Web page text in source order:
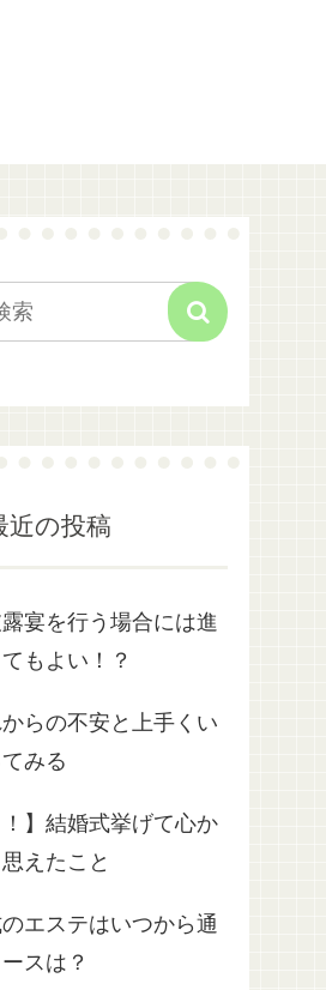
近の投稿
宴を行う場合には進
もよい！？
らの不安と上手くい
みる
！】結婚式挙げて心か
えたこと
エステはいつから通
スは？